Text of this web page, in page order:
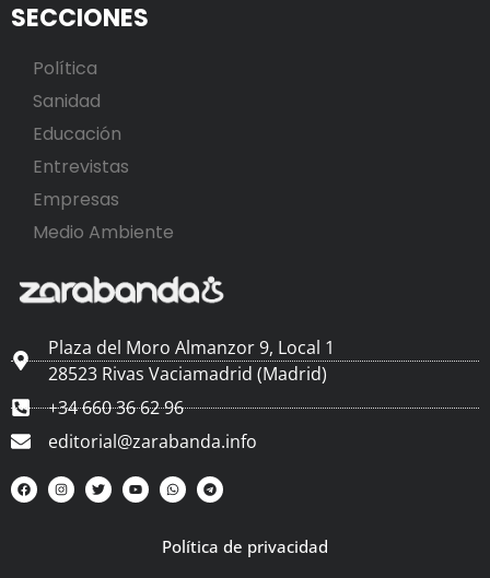
SECCIONES
Política
Sanidad
Educación
Entrevistas
Empresas
Medio Ambiente
Plaza del Moro Almanzor 9, Local 1
28523 Rivas Vaciamadrid (Madrid)
+34 660 36 62 96
editorial@zarabanda.info
Política de privacidad